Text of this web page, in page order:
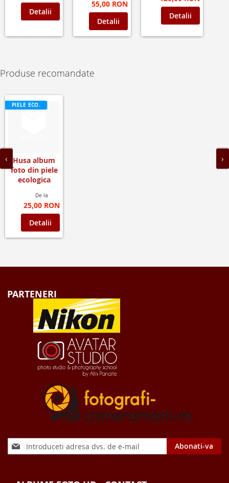
Detalii
55,00 RON
Detalii
Detalii
Produse recomandate
‹
PIELE ECO.
Husa album
foto din piele
ecologica
De la
25,00 RON
Detalii
›
PARTENERI
Sign
Up
Abonati-va